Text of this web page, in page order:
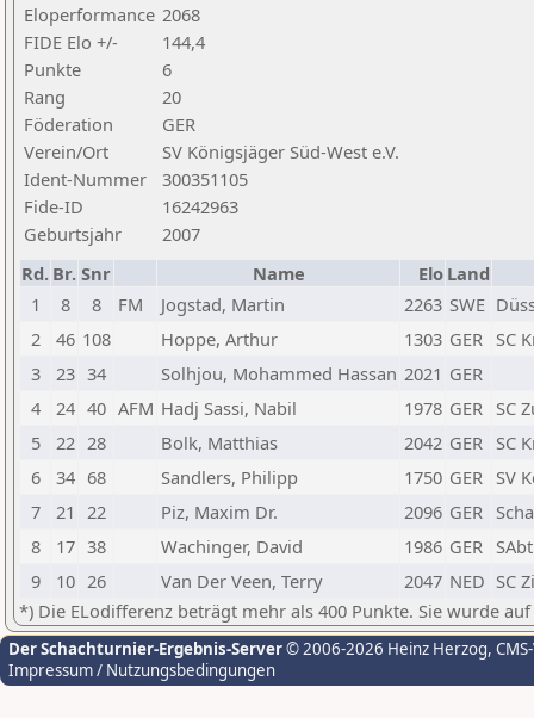
Eloperformance 2068
FIDE Elo +/-
144,4
Punkte
6
Rang
20
Föderation
GER
Verein/Ort
SV Königsjäger Süd-West e.V.
Ident-Nummer
300351105
Fide-ID
16242963
Geburtsjahr
2007
Rd. Br. Snr Name Elo Land
1
8 8 FM Jogstad, Martin 2263 SWE
2
46 108 Hoppe, Arthur 1303 GER SC
3
23 34 Solhjou, Mohammed Hassan 2021 GER
4
24 40 AFM Hadj Sassi, Nabil 1978 GER SC
5
22 28 Bolk, Matthias 2042 GER SC
6
34 68 Sandlers, Philipp 1750 GER SV
7
21 22 Piz, Maxim Dr. 2096 GER
8
17 38 Wachinger, David 1986 GER
9
10 26 Van Der Veen, Terry 2047 NED SC
*) Die ELodifferenz beträgt mehr als 400 Punkte. Sie wurde
Der Schachturnier-Ergebnis-Server© 2006-2026 Heinz Herzog,
Impressum / Nutzungsbedingungen